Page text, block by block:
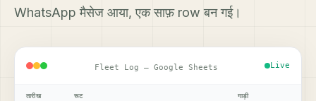
WhatsApp मैसेज आया, एक साफ़ row बन गई।
Fleet Log — Google Sheets Live
तारीख रूट गाड़ी